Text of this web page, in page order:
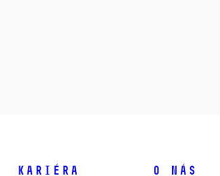
Kariéra O nás